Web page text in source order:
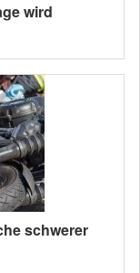
wird
schwerer